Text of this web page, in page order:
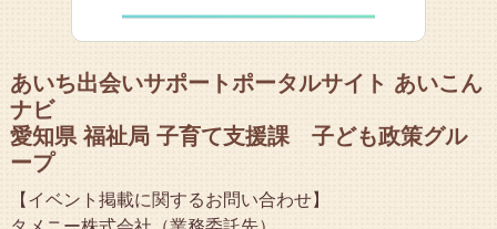
あいち出会いサポートポータルサイト あいこん
ナビ
愛知県 福祉局 子育て支援課 子ども政策グル
ープ
【イベント掲載に関するお問い合わせ】